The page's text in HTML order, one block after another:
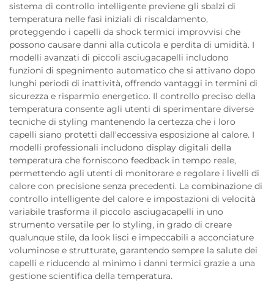
sistema di controllo intelligente previene gli sbalzi di
temperatura nelle fasi iniziali di riscaldamento,
proteggendo i capelli da shock termici improvvisi che
possono causare danni alla cuticola e perdita di umidità. I
modelli avanzati di piccoli asciugacapelli includono
funzioni di spegnimento automatico che si attivano dopo
lunghi periodi di inattività, offrendo vantaggi in termini di
sicurezza e risparmio energetico. Il controllo preciso della
temperatura consente agli utenti di sperimentare diverse
tecniche di styling mantenendo la certezza che i loro
capelli siano protetti dall'eccessiva esposizione al calore. I
modelli professionali includono display digitali della
temperatura che forniscono feedback in tempo reale,
permettendo agli utenti di monitorare e regolare i livelli di
calore con precisione senza precedenti. La combinazione di
controllo intelligente del calore e impostazioni di velocità
variabile trasforma il piccolo asciugacapelli in uno
strumento versatile per lo styling, in grado di creare
qualunque stile, da look lisci e impeccabili a acconciature
voluminose e strutturate, garantendo sempre la salute dei
capelli e riducendo al minimo i danni termici grazie a una
gestione scientifica della temperatura.